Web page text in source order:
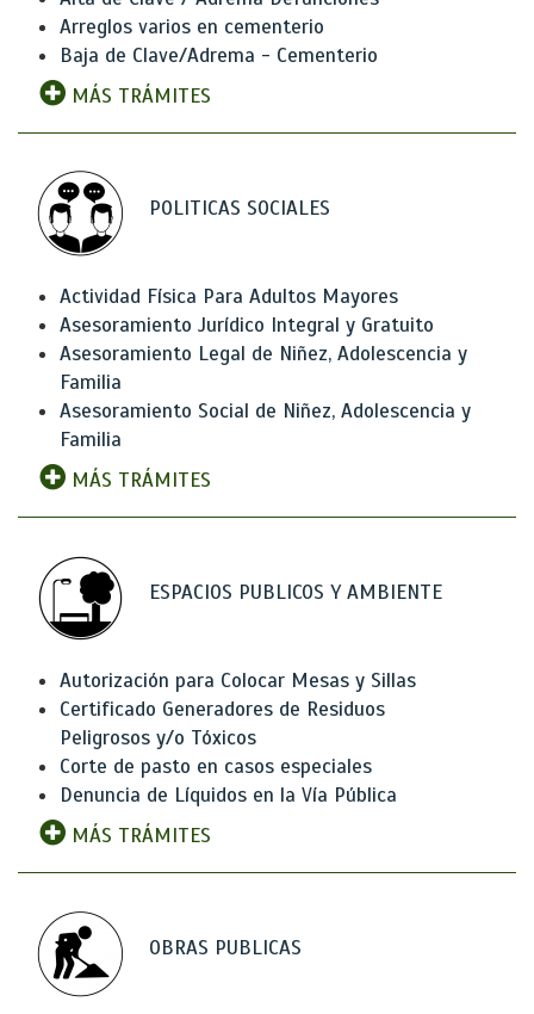
Arreglos varios en cementerio
Baja de Clave/Adrema - Cementerio
MÁS TRÁMITES
POLITICAS SOCIALES
Actividad Física Para Adultos Mayores
Asesoramiento Jurídico Integral y Gratuito
Asesoramiento Legal de Niñez, Adolescencia y
Familia
Asesoramiento Social de Niñez, Adolescencia y
Familia
MÁS TRÁMITES
ESPACIOS PUBLICOS Y AMBIENTE
Autorización para Colocar Mesas y Sillas
Certificado Generadores de Residuos
Peligrosos y/o Tóxicos
Corte de pasto en casos especiales
Denuncia de Líquidos en la Vía Pública
MÁS TRÁMITES
OBRAS PUBLICAS